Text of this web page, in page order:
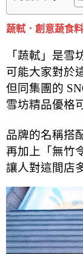
蔬軾．創意蔬食
「蔬軾」是雪
可能大家對於
但同集團的
雪坊精品優格
品牌的名稱搭
再加上「無竹
讓人對這間店